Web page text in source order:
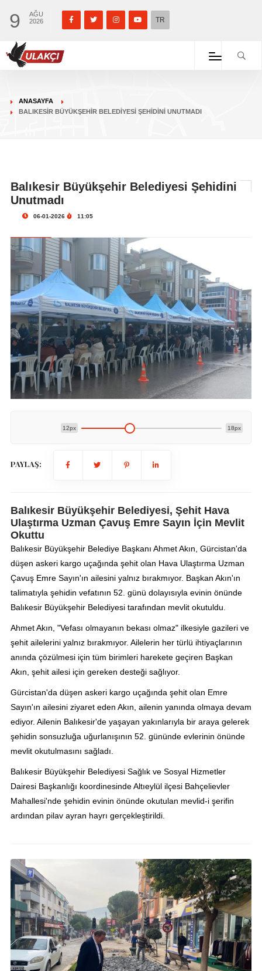
9
AĞU
2026
TR
ANASAYFA
BALIKESIR BÜYÜKŞEHIR BELEDIYESI ŞEHIDINI UNUTMADI
Balıkesir Büyükşehir Belediyesi Şehidini
Unutmadı
06-01-2026 11:05
12px 18px
PAYLAŞ:
Balıkesir Büyükşehir Belediyesi, Şehit Hava
Ulaştırma Uzman Çavuş Emre Sayın İçin Mevlit
Okuttu
Balıkesir Büyükşehir Belediye Başkanı Ahmet Akın, Gürcistan'da
düşen askeri kargo uçağında şehit olan Hava Ulaştırma Uzman
Çavuş Emre Sayın'ın ailesini yalnız bırakmıyor. Başkan Akın'ın
talimatıyla şehidin vefatının 52. günü dolayısıyla evinin önünde
Balıkesir Büyükşehir Belediyesi tarafından mevlit okutuldu.
Ahmet Akın, "Vefası olmayanın bekası olmaz" ilkesiyle gazileri ve
şehit ailelerini yalnız bırakmıyor. Ailelerin her türlü ihtiyaçlarının
anında çözülmesi için tüm birimleri harekete geçiren Başkan
Akın, şehit ailesi için gereken desteği sağlıyor.
Gürcistan'da düşen askeri kargo uçağında şehit olan Emre
Sayın'ın ailesini ziyaret eden Akın, ailenin yanında olmaya devam
ediyor. Ailenin Balıkesir'de yaşayan yakınlarıyla bir araya gelerek
şehidin sonsuzluğa uğurlanışının 52. gününde evlerinin önünde
mevlit okutulmasını sağladı.
Balıkesir Büyükşehir Belediyesi Sağlık ve Sosyal Hizmetler
Dairesi Başkanlığı koordinesinde Altıeylül ilçesi Bahçelievler
Mahallesi'nde şehidin evinin önünde okutulan mevlid-i şerifin
ardından pilav ayran hayrı gerçekleştirildi.